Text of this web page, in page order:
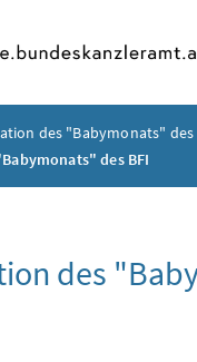
des "Babymonats" des
des BFI
des